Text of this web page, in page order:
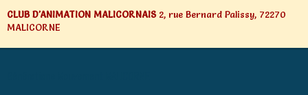
CLUB D'ANIMATION MALICORNAIS2, rue Bernard Palissy, 72270
MALICORNE